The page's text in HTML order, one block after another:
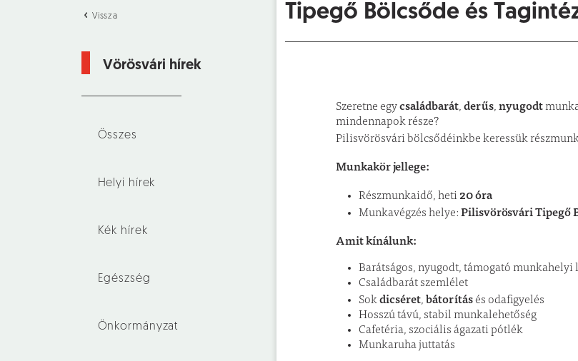
Vissza
Vörösvári hírek
Összes
Helyi hírek
Kék hírek
Egészség
Önkormányzat
Tipegő Bölcsőde és
Szeretne egycsaládbarát,derűs,nyugodt
mindennapok része?
Pilisvörösvári bölcsődéinkbe keressük
Munkakör jellege:
Részmunkaidő, heti 20 óra
Munkavégzés helye:Pilisvörösvári Tipegő
Amit kínálunk:
Barátságos, nyugodt, támogató munkahelyi
Családbarát szemlélet
Sokdicséret,bátorításés odafigyelés
Hosszú távú, stabil munkalehetőség
Cafetéria, szociális ágazati pótlék
Munkaruha juttatás